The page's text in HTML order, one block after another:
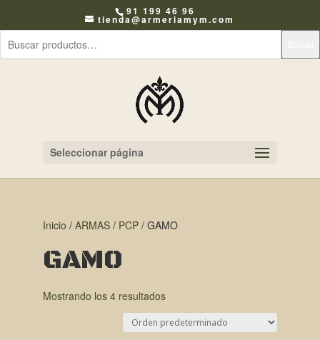
91 199 46 96
tienda@armeriamym.com
Seleccionar página
Inicio / ARMAS/ PCP/ GAMO
GAMO
Mostrando los 4 resultados